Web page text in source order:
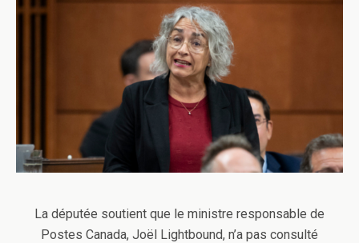
La députée soutient que le ministre responsable de
Postes Canada, Joël Lightbound, n’a pas consulté